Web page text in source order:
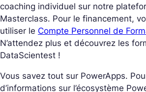
coaching individuel sur notre
Masterclass. Pour le financement,
utiliser le Compte Personnel de
N’attendez plus et découvrez les
DataScientest !
Vous savez tout sur PowerApps.
d’informations sur l’écosystème